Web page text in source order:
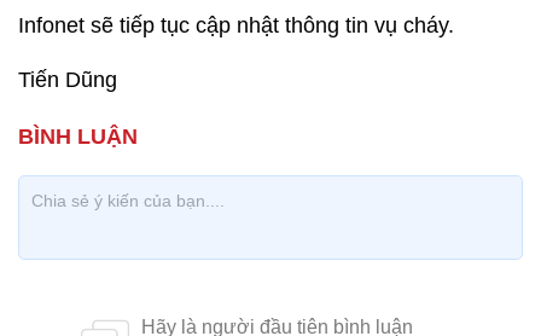
Infonet sẽ tiếp tục cập nhật thông tin vụ cháy.
Tiến Dũng